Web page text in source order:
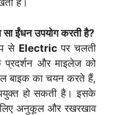
है।
ईंधन उपयोग करती है?
से Electricपर चलती
और माइलेज को
बाइक का चयन करते हैं,
हो सकती है। इसके
लिए अनुकूल और रखरखाव